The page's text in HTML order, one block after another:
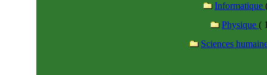
Informatique
Physique (
Sciences